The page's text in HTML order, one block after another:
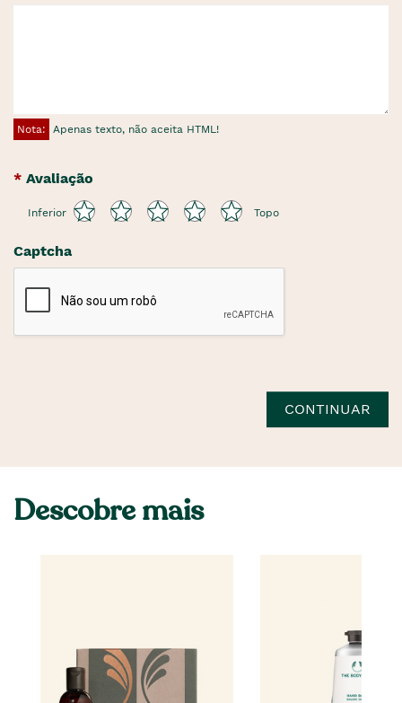
Nota: Apenas texto, não aceita HTML!
Avaliação
Inferior Topo
Captcha
CONTINUAR
Descobre mais